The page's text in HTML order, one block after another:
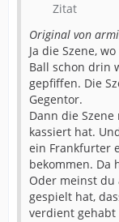
Zitat
Original von
Ja die Szene,
Ball schon drin
gepfiffen. Die
Gegentor.
Dann die
kassiert hat.
ein Frankfurter
bekommen. Da
Oder meinst du
gespielt hat,
verdient gehabt